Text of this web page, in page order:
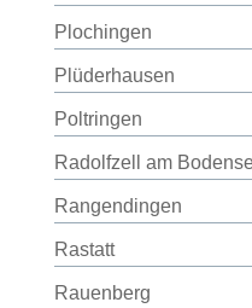
Plochingen
Plüderhausen
Poltringen
Radolfzell am
Rangendingen
Rastatt
Rauenberg